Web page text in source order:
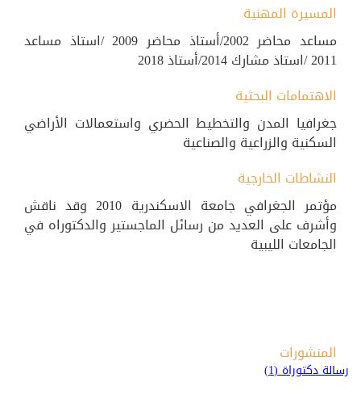
المسيرة المهنية
مساعد محاضر 2002/أستاذ محاضر 2009 /استاذ مساعد
2011 /استاذ مشارك 2014/أستاذ 2018
الاهتمامات البحثية
جغرافيا المدن والتخطيط الحضري واستعمالات الأراضي
السكنية والزراعية والصناعية
النشاطات الخارجية
مؤتمر الجغرافي جامعة الاسكندرية 2010 وقد ناقش
وأشرف على العديد من رسائل الماجستير والدكتوراه في
الجامعات الليبية
المنشورات
رسالة دكتوراة (1)